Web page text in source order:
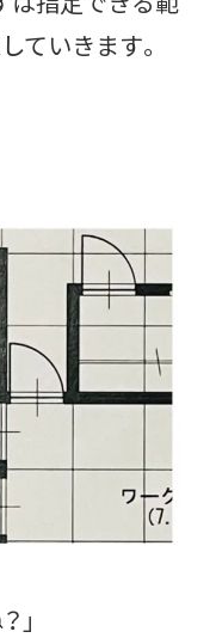
ていきます。
」